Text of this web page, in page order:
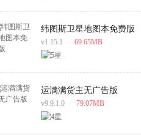
纬图斯卫星地图本免费版
v1.15.1 69.65MB
运满满货主无广告版
v9.9.1.0 79.07MB